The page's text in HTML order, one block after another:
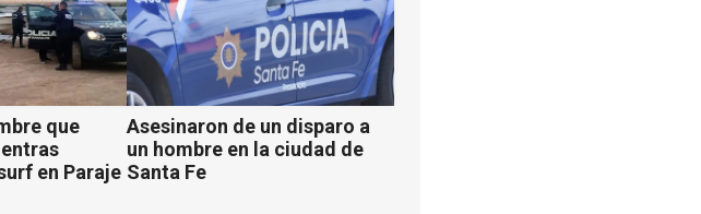
que
en Paraje
Asesinaron de un disparo a
un hombre en la ciudad de
Santa Fe